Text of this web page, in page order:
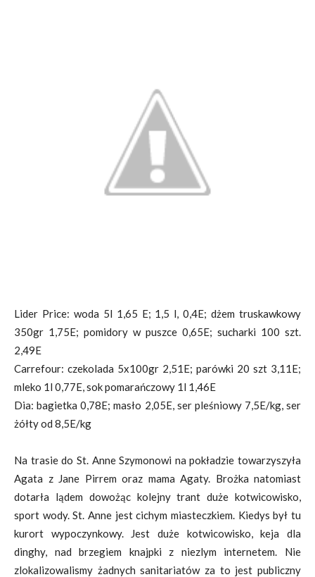
Lider Price: woda 5l 1,65 E; 1,5 l, 0,4E; dżem truskawkowy
350gr 1,75E; pomidory w puszce 0,65E; sucharki 100 szt.
2,49E
Carrefour: czekolada 5x100gr 2,51E; parówki 20 szt 3,11E;
mleko 1l 0,77E, sok pomarańczowy 1l 1,46E
Dia: bagietka 0,78E; masło 2,05E, ser pleśniowy 7,5E/kg, ser
żółty od 8,5E/kg
Na trasie do St. Anne Szymonowi na pokładzie towarzyszyła
Agata z Jane Pirrem oraz mama Agaty. Brożka natomiast
dotarła lądem dowożąc kolejny trant duże kotwicowisko,
sport wody. St. Anne jest cichym miasteczkiem. Kiedys był tu
kurort wypoczynkowy. Jest duże kotwicowisko, keja dla
dinghy, nad brzegiem knajpki z niezlym internetem. Nie
zlokalizowalismy żadnych sanitariatów za to jest publiczny